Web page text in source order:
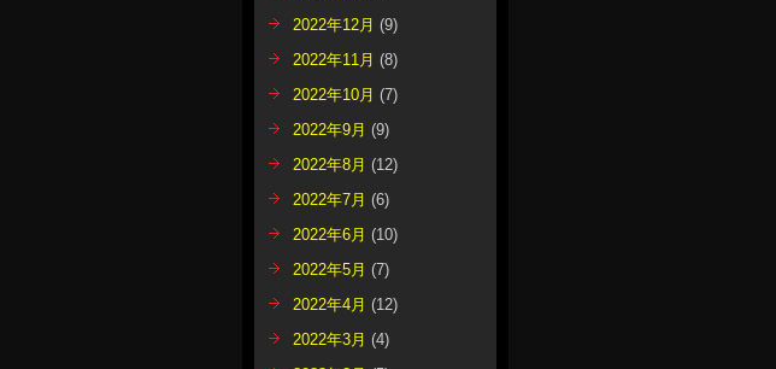
2022年12月 (9)
2022年11月 (8)
2022年10月 (7)
2022年9月 (9)
2022年8月 (12)
2022年7月 (6)
2022年6月 (10)
2022年5月 (7)
2022年4月 (12)
2022年3月 (4)